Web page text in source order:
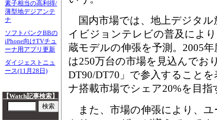
素子相当の高利得/
薄型地デジアンテ
ナ
ソフトバンクBBの
iPhone向けTVチュ
ーナ用アプリ更新
ダイジェストニュ
ース(11月28日)
【Watch記事検索】
国内市場では、地上デジタル
イビジョンテレビの普及によ
蔵モデルの伸張を予測。2005
は250万台の市場を見込んでお
DT90/DT70」で参入すること
ナ搭載市場でシェア20%を目指
また、市場の伸張により、ユ